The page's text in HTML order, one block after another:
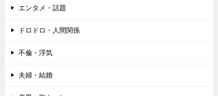
エンタメ・話題
ドロドロ・人間関係
不倫・浮気
夫婦・結婚